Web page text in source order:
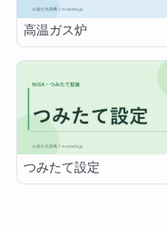
高温ガス炉
つみたて設定